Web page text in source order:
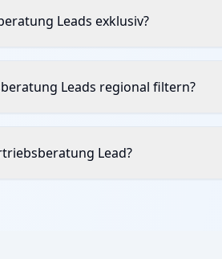
Leads exklusiv?
Leads regional filtern?
Lead?